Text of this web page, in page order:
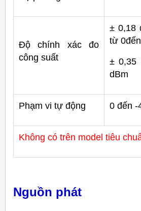
Độ chính xác đo
công suất
± 0,18
từ
± 0,35
dBm
Phạm vi tự động 0 đến -
Không có trên model tiêu
Nguồn phát